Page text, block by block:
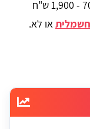
בחשבון שהמחיר צפוי להתייקר ולנוע בין 700 - 1,900 ש"ח
או לא.